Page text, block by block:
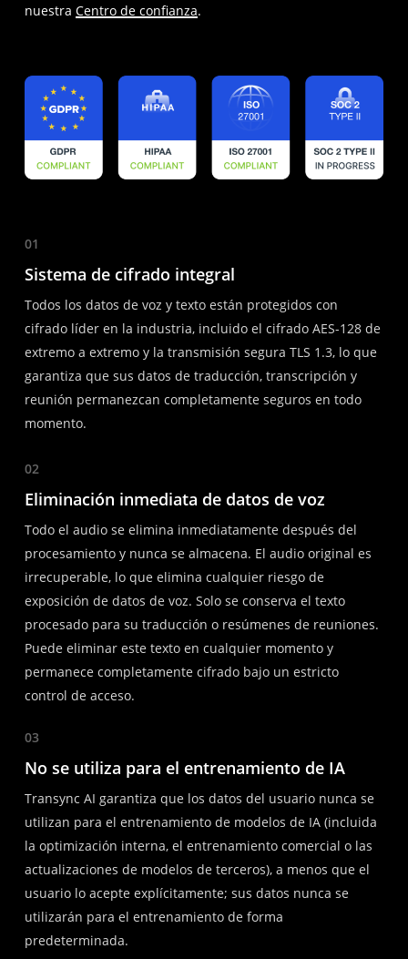
nuestra Centro de confianza.
01
Sistema de cifrado integral
Todos los datos de voz y texto están protegidos con
cifrado líder en la industria, incluido el cifrado AES-128 de
extremo a extremo y la transmisión segura TLS 1.3, lo que
garantiza que sus datos de traducción, transcripción y
reunión permanezcan completamente seguros en todo
momento.
02
Eliminación inmediata de datos de voz
Todo el audio se elimina inmediatamente después del
procesamiento y nunca se almacena. El audio original es
irrecuperable, lo que elimina cualquier riesgo de
exposición de datos de voz. Solo se conserva el texto
procesado para su traducción o resúmenes de reuniones.
Puede eliminar este texto en cualquier momento y
permanece completamente cifrado bajo un estricto
control de acceso.
03
No se utiliza para el entrenamiento de IA
Transync AI garantiza que los datos del usuario nunca se
utilizan para el entrenamiento de modelos de IA (incluida
la optimización interna, el entrenamiento comercial o las
actualizaciones de modelos de terceros), a menos que el
usuario lo acepte explícitamente; sus datos nunca se
utilizarán para el entrenamiento de forma
predeterminada.